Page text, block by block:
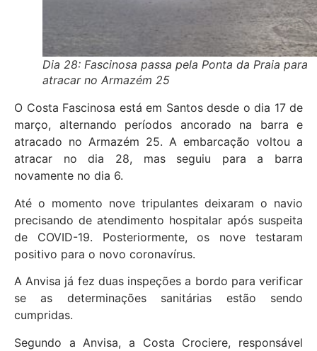
Dia 28: Fascinosa passa pela Ponta da Praia para
atracar no Armazém 25
O Costa Fascinosa está em Santos desde o dia 17 de
março, alternando períodos ancorado na barra e
atracado no Armazém 25. A embarcação voltou a
atracar no dia 28, mas seguiu para a barra
novamente no dia 6.
Até o momento nove tripulantes deixaram o navio
precisando de atendimento hospitalar após suspeita
de COVID-19. Posteriormente, os nove testaram
positivo para o novo coronavírus.
A Anvisa já fez duas inspeções a bordo para verificar
se as determinações sanitárias estão sendo
cumpridas.
Segundo a Anvisa, a Costa Crociere, responsável